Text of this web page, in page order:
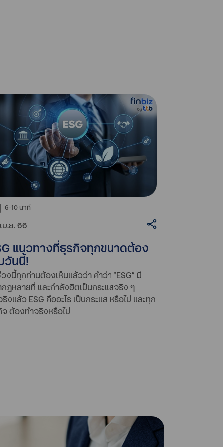
6-10 นาที
ม.ย. 66
แนวทางที่ธุรกิจทุกขนาดต้อง
วันนี้!
งนี้ทุกท่านต้องเห็นแล้วว่า คำว่า “ESG” มี
กฏหลายที่ และกำลังฮิตเป็นกระแสจริง ๆ
งแล้ว ESG คืออะไร เป็นกระแส หรือไม่ และทุก
จ ต้องทำจริงหรือไม่